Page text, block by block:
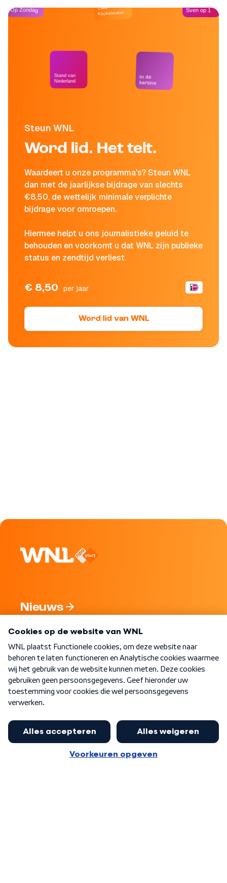
Steun WNL
Word lid. Het telt.
Waardeert u onze programma's? Steun WNL
dan met de jaarlijkse bijdrage van slechts
€8,50, de wettelijk minimale verplichte
bijdrage voor omroepen.
Hiermee helpt u ons journalistieke geluid te
behouden en voorkomt u dat WNL zijn publieke
status en zendtijd verliest.
€ 8,50 per jaar
Word lid van WNL
Op Zondag
Stand van
Nederland
Café
Kockelmann
In de
kantine
Sven op 1
Nieuws
Nieuwsbrief
Word Lid